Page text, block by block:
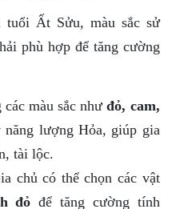
Ất Sửu, màu sắc sử
phù hợp để tăng cường
các màu sắc nhưđỏ, cam,
lượng Hỏa, giúp gia
tài lộc.
chủ có thể chọn các vật
đỏ để tăng cường tính